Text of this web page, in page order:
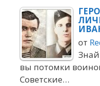
от
вы потомки
Советские…